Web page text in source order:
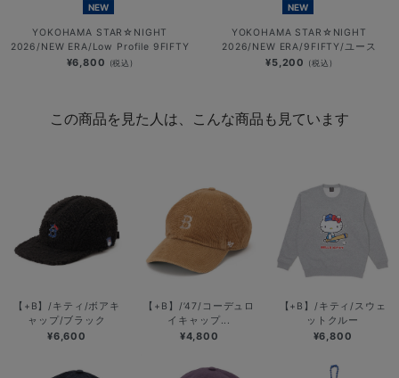
NEW
YOKOHAMA STAR☆NIGHT
2026/NEW ERA/Low Profile 9FIFTY
¥6,800 (税込)
NEW
YOKOHAMA STAR☆NIGHT
2026/NEW ERA/9FIFTY/ユース
¥5,200 (税込)
この商品を見た人は、こんな商品も見ています
【+B】/キティ/ボアキ
ャップ/ブラック
¥6,600
【+B】/’47/コーデュロ
イキャップ...
¥4,800
【+B】/キティ/スウェ
ットクルー
¥6,800